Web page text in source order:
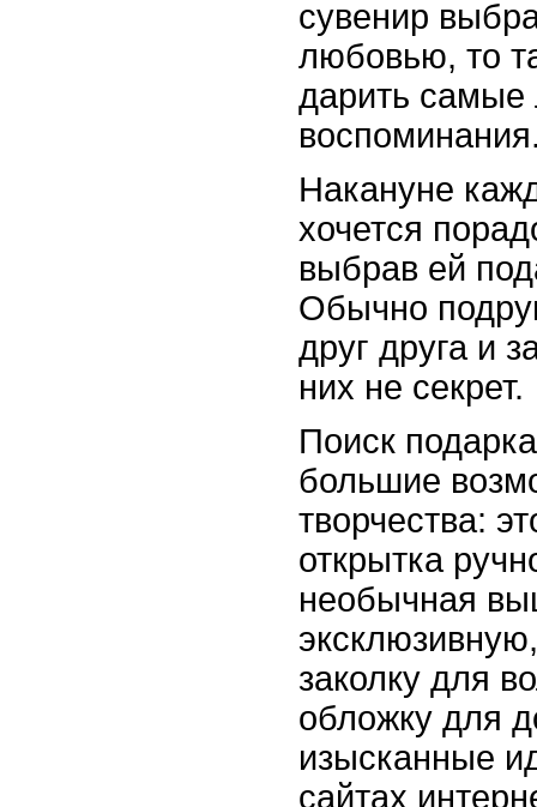
сувенир
любовью, то
дарить самые
Накануне
хочется
выбрав ей
Обычно
друг друга и
них не секрет.
Поиск
большие
творчества:
открытка
необычная
заколку для
обложку для
изысканные
сайтах